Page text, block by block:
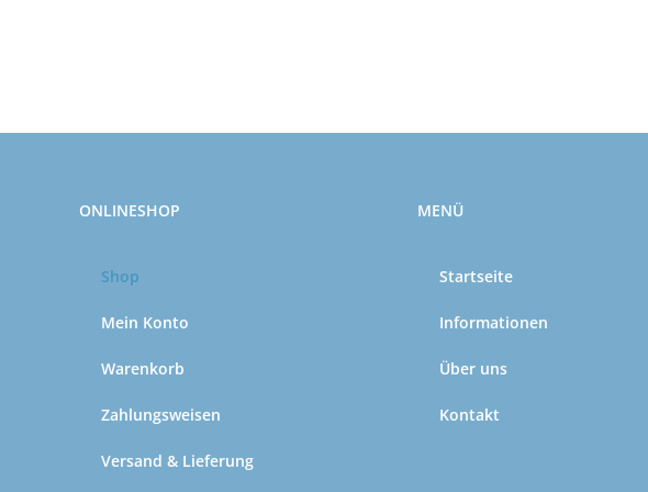
ONLINESHOP
Shop
Mein Konto
Warenkorb
Zahlungsweisen
Versand & Lieferung
MENÜ
Startseite
Informationen
Über uns
Kontakt